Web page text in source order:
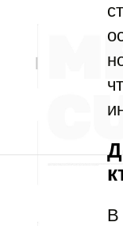
В